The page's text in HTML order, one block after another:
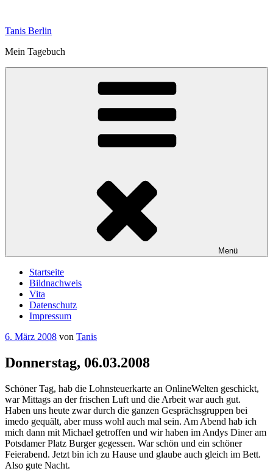
springen
Tanis Berlin
Mein Tagebuch
Menü
Startseite
Bildnachweis
Vita
Datenschutz
Impressum
Veröffentlicht
6. März 2008 von Tanis
Donnerstag, 06.03.2008
Schöner Tag, hab die Lohnsteuerkarte an OnlineWelten geschickt,
war Mittags an der frischen Luft und die Arbeit war auch gut.
Haben uns heute zwar durch die ganzen Gesprächsgruppen bei
imedo gequält, aber muss wohl auch mal sein. Am Abend hab ich
mich dann mit Michael getroffen und wir haben im Andys Diner am
Potsdamer Platz Burger gegessen. War schön und ein schöner
Feierabend. Jetzt bin ich zu Hause und glaube auch gleich im Bett.
Also gute Nacht.